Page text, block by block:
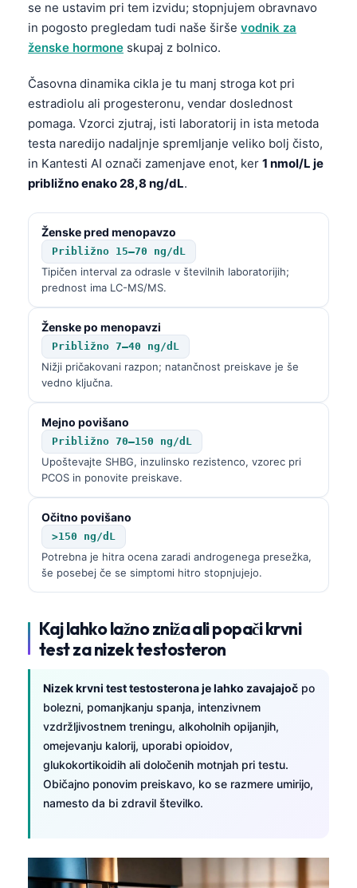
se ne ustavim pri tem izvidu; stopnjujem obravnavo
in pogosto pregledam tudi naše širše vodnik za
ženske hormone skupaj z bolnico.
Časovna dinamika cikla je tu manj stroga kot pri
estradiolu ali progesteronu, vendar doslednost
pomaga. Vzorci zjutraj, isti laboratorij in ista metoda
testa naredijo nadaljnje spremljanje veliko bolj čisto,
in Kantesti AI označi zamenjave enot, ker 1 nmol/L je
približno enako 28,8 ng/dL.
Ženske pred menopavzo
Približno 15–70 ng/dL
Tipičen interval za odrasle v številnih laboratorijih;
prednost ima LC-MS/MS.
Ženske po menopavzi
Približno 7–40 ng/dL
Nižji pričakovani razpon; natančnost preiskave je še
vedno ključna.
Mejno povišano
Približno 70–150 ng/dL
Upoštevajte SHBG, inzulinsko rezistenco, vzorec pri
PCOS in ponovite preiskave.
Očitno povišano
>150 ng/dL
Potrebna je hitra ocena zaradi androgenega presežka,
še posebej če se simptomi hitro stopnjujejo.
Kaj lahko lažno zniža ali popači krvni
test za nizek testosteron
Nizek krvni test testosterona je lahko zavajajoč po
bolezni, pomanjkanju spanja, intenzivnem
vzdržljivostnem treningu, alkoholnih opijanjih,
omejevanju kalorij, uporabi opioidov,
glukokortikoidih ali določenih motnjah pri testu.
Običajno ponovim preiskavo, ko se razmere umirijo,
namesto da bi zdravil številko.
తెలుగు
ಕನ್ನಡ
Bahasa Melayu
Tiếng Việt
Tagalog
ဗမာစာ
Kiswahili
አማርኛ
Українська
O‘zbekcha
Català
Қазақ тілі
Suomi
Hrvatski
Slovenčina
كوردی‎
پښتو
සිංහල
অসমীয়া
Македонски јазик
Euskara
Gàidhlig
Occitan
Afrikaans
Монгол